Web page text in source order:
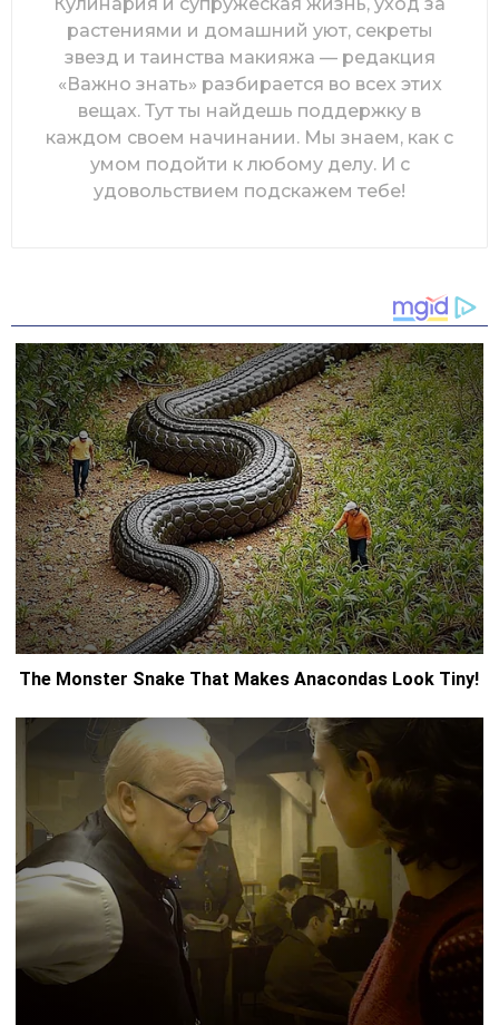
Кулинария и супружеская жизнь, уход за
растениями и домашний уют, секреты
звезд и таинства макияжа — редакция
«Важно знать» разбирается во всех этих
вещах. Тут ты найдешь поддержку в
каждом своем начинании. Мы знаем, как с
умом подойти к любому делу. И с
удовольствием подскажем тебе!